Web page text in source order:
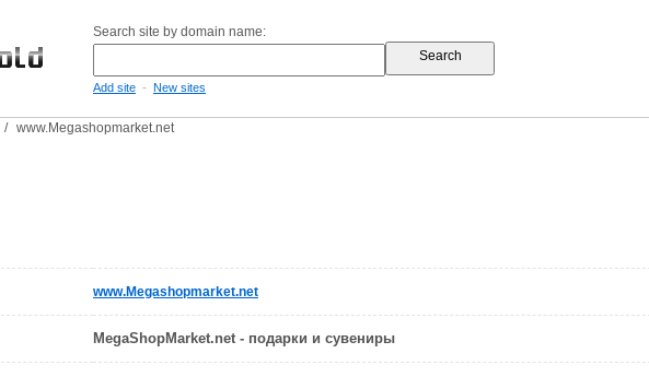
Search site by domain name:
Add site - New sites
/ www.Megashopmarket.net
www.Megashopmarket.net
MegaShopMarket.net - подарки и сувениры